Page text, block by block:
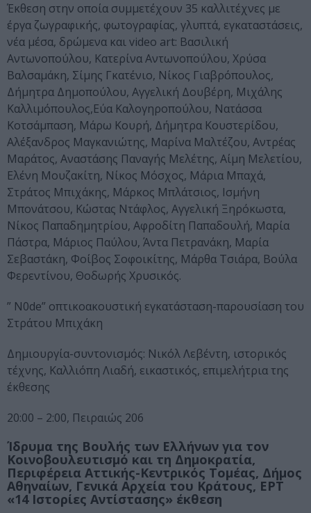
Έκθεση στην οποία συμμετέχουν 35 καλλιτέχνες με
έργα ζωγραφικής, φωτογραφίας, γλυπτά, εγκαταστάσεις,
νέα μέσα, δρώμενα και video art: Βασιλική
Αντωνοπούλου, Κατερίνα Αντωνοπούλου, Χρύσα
Βαλσαμάκη, Σίμης Γκατένιο, Νίκος Γιαβρόπουλος,
Δήμητρα Δημοπούλου, Αγγελική Δουβέρη, Μιχάλης
Καλλιμόπουλος,Εύα Καλογηροπούλου, Νατάσσα
Κοτσάμπαση, Μάρω Κουρή, Δήμητρα Κουστερίδου,
Αλέξανδρος Μαγκανιώτης, Μαρίνα Μαλτέζου, Αντρέας
Μαράτος, Αναστάσης Παναγής Μελέτης, Αίμη Μελετίου,
Ελένη Μουζακίτη, Νίκος Μόσχος, Μάρια Μπαχά,
Στράτος Μπιχάκης, Μάρκος Μπλάτσιος, Ισμήνη
Μπονάτσου, Κώστας Ντάφλος, Αγγελική Ξηρόκωστα,
Νίκος Παπαδημητρίου, Αφροδίτη Παπαδουλή, Μαρία
Πάστρα, Μάριος Παύλου, Άντα Πετρανάκη, Μαρία
Σεβαστάκη, Φοίβος Σοφοικίτης, Μάρθα Τσιάρα, Βούλα
Φερεντίνου, Θοδωρής Χρυσικός.
” N0de” οπτικοακουστική εγκατάσταση-παρουσίαση του
Στράτου Μπιχάκη
Δημιουργία-συντονισμός: Nικόλ Λεβέντη, ιστορικός
τέχνης, Καλλιόπη Λιαδή, εικαστικός, επιμελήτρια της
έκθεσης
20:00 – 2:00, Πειραιώς 206
Ίδρυμα της Βουλής των Ελλήνων για τον
Κοινοβουλευτισμό και τη Δημοκρατία,
Περιφέρεια Αττικής-Κεντρικός Τομέας, Δήμος
Αθηναίων, Γενικά Αρχεία του Κράτους, ΕΡΤ
«14 Ιστορίες Αντίστασης» έκθεση